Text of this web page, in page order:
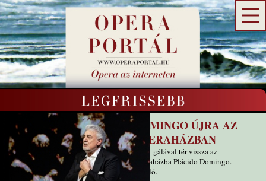
DOMINGO ÚJRA AZ
OPERAHÁZBAN
Verdi-gálával tér vissza az
Operaházba Plácido Domingo.
Ajánló.